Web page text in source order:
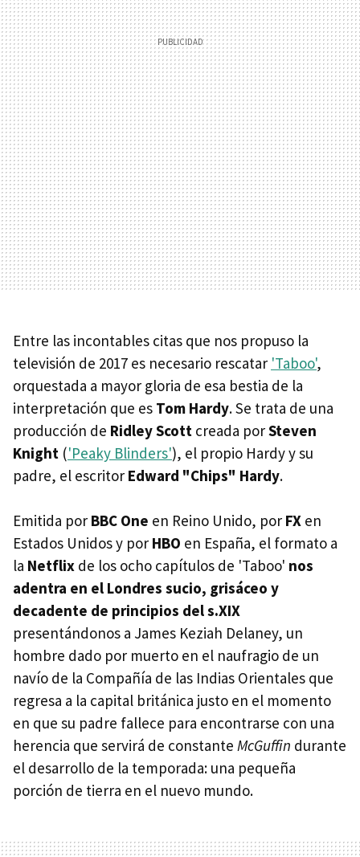
Entre las incontables citas que nos propuso la
televisión de 2017 es necesario rescatar 'Taboo',
orquestada a mayor gloria de esa bestia de la
interpretación que es Tom Hardy. Se trata de una
producción de Ridley Scott creada porSteven
Knight ('Peaky Blinders'), el propio Hardy y su
padre, el escritor Edward "Chips" Hardy.
Emitida por BBC One en Reino Unido, por FX en
Estados Unidos y por HBO en España, el formato a
la Netflix de los ocho capítulos de 'Taboo' nos
adentra en el Londres sucio, grisáceo y
decadente de principios del s.XIX
presentándonos a James Keziah Delaney, un
hombre dado por muerto en el naufragio de un
navío de la Compañía de las Indias Orientales que
regresa a la capital británica justo en el momento
en que su padre fallece para encontrarse con una
herencia que servirá de constante McGuffin durante
el desarrollo de la temporada: una pequeña
porción de tierra en el nuevo mundo.